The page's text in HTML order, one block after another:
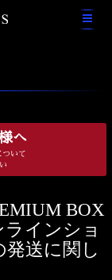
へ
いて
BOX
インショ
送に関し